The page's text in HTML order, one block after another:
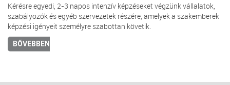
Kérésre egyedi, 2-3 napos intenzív képzéseket végzünk vállalatok,
szabályozók és egyéb szervezetek részére, amelyek a szakemberek
képzési igényeit személyre szabottan követik.
BŐVEBBEN